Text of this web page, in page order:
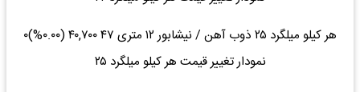
هر کیلو میلگرد ۲۵ ذوب آهن / نیشابور ۱۲ متری ۴۷ ۴۰,۷۰۰ (۰.۰۰%)۰
نمودار تغییر قیمت هر کیلو میلگرد ۲۵